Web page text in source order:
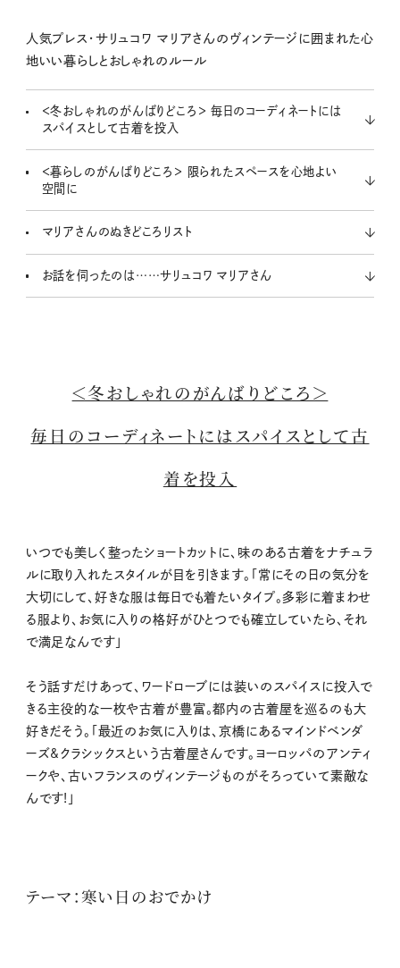
t
人気プレス・サリュコワ マリアさんのヴィンテージに囲まれた心
地いい暮らしとおしゃれのルール
＜冬おしゃれのがんばりどころ＞ 毎日のコーディネートには
スパイスとして古着を投入
＜暮らしのがんばりどころ＞ 限られたスペースを心地よい
空間に
マリアさんのぬきどころリスト
お話を伺ったのは……サリュコワ マリアさん
＜冬おしゃれのがんばりどころ＞
毎日のコーディネートにはスパイスとして古
着を投入
いつでも美しく整ったショートカットに、味のある古着をナチュラ
ルに取り入れたスタイルが目を引きます。「常にその日の気分を
大切にして、好きな服は毎日でも着たいタイプ。多彩に着まわせ
る服より、お気に入りの格好がひとつでも確立していたら、それ
で満足なんです」
そう話すだけあって、ワードローブには装いのスパイスに投入で
きる主役的な一枚や古着が豊富。都内の古着屋を巡るのも大
好きだそう。「最近のお気に入りは、京橋にあるマインドベンダ
ーズ&クラシックスという古着屋さんです。ヨーロッパのアンティ
ークや、古いフランスのヴィンテージものがそろっていて素敵な
んです!」
テーマ：寒い日のおでかけ